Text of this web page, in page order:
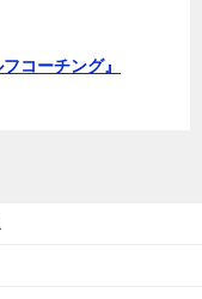
コーチング』